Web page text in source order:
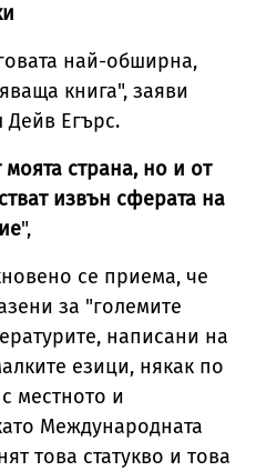
най-обширна,
книга", заяви
Дейв Егърс.
страна, но и от
извън сферата на
",
се приема, че
за "големите
написани на
езици, някак по
местното и
Международната
това статукво и това